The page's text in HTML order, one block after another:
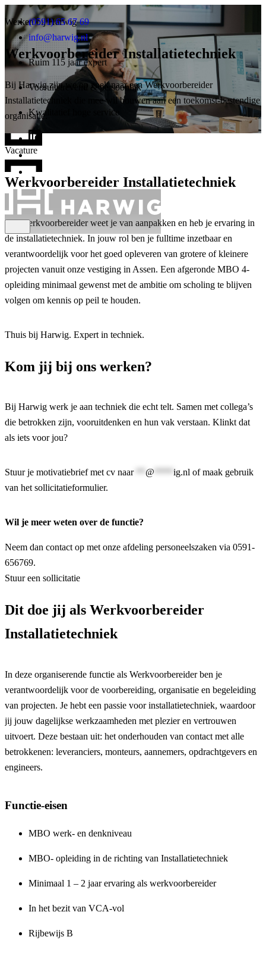
(0591) 65 67 69
info@harwig.nl
Ruim 115 jaar expert
Vooruitstrevend & persoonlijk
Kwalitatief hoge service
Werken bij Harwig
Werkvoorbereider Installatietechniek
Bij Harwig zijn we op zoek naar een Werkvoorbereider
Installatietechniek die mee wil bouwen aan een toekomst-bestendige
organisatie.
Vacature
Werkvoorbereider Installatietechniek
Als Werkvoorbereider weet je van aanpakken en heb je ervaring in
de installatietechniek. In jouw rol ben je fulltime inzetbaar en
verantwoordelijk voor het goed opleveren van grotere of kleinere
projecten vanuit onze vestiging in Assen. Een afgeronde MBO 4-
opleiding minimaal gewenst met de ambitie om scholing te blijven
volgen om kennis op peil te houden.
Thuis bij Harwig. Expert in techniek.
Kom jij bij ons werken?
Bij Harwig werk je aan techniek die echt telt. Samen met collega’s
die betrokken zijn, vooruitdenken en hun vak verstaan. Klinkt dat
als iets voor jou?
Stuur je motivatiebrief met cv naar ** @ **** ig.nl of maak gebruik
van het sollicitatieformulier.
Wil je meer weten over de functie?
Neem dan contact op met onze afdeling personeelszaken via 0591-
656769.
Stuur een sollicitatie
Dit doe jij als Werkvoorbereider
Installatietechniek
In deze organiserende functie als Werkvoorbereider ben je
verantwoordelijk voor de voorbereiding, organisatie en begeleiding
van projecten. Je hebt een passie voor installatietechniek, waardoor
jij jouw dagelijkse werkzaamheden met plezier en vertrouwen
uitvoert. Deze bestaan uit: het onderhouden van contact met alle
betrokkenen: leveranciers, monteurs, aannemers, opdrachtgevers en
engineers.
Functie-eisen
MBO werk- en denkniveau
MBO- opleiding in de richting van Installatietechniek
Minimaal 1 – 2 jaar ervaring als werkvoorbereider
In het bezit van VCA-vol
Rijbewijs B